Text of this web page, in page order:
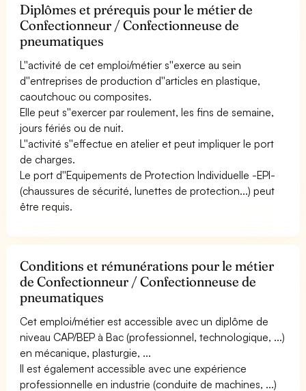
Diplômes et prérequis pour le métier de
Confectionneur / Confectionneuse de
pneumatiques
L''activité de cet emploi/métier s''exerce au sein
d''entreprises de production d''articles en plastique,
caoutchouc ou composites.
Elle peut s''exercer par roulement, les fins de semaine,
jours fériés ou de nuit.
L''activité s''effectue en atelier et peut impliquer le port
de charges.
Le port d''Equipements de Protection Individuelle -EPI-
(chaussures de sécurité, lunettes de protection...) peut
être requis.
Conditions et rémunérations pour le métier
de Confectionneur / Confectionneuse de
pneumatiques
Cet emploi/métier est accessible avec un diplôme de
niveau CAP/BEP à Bac (professionnel, technologique, ...)
en mécanique, plasturgie, ...
Il est également accessible avec une expérience
professionnelle en industrie (conduite de machines, ...)